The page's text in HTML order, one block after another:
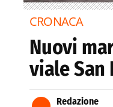
CRONACA
Nuovi
viale San
Redazione